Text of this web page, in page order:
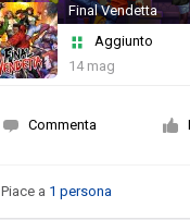
Final Vendetta
Aggiunto
14 mag
Commenta
Piace a 1 persona